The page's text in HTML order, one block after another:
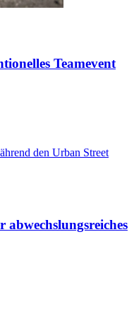
Teamevent
abwechslungsreiches